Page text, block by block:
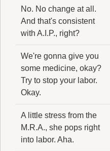
No. No change at all.
And that's consistent
with A.I.P., right?
We're gonna give you
some medicine, okay?
Try to stop your labor.
Okay.
A little stress from the
M.R.A., she pops right
into labor. Aha.